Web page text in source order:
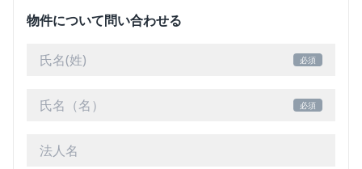
物件について問い合わせる
必須
必須